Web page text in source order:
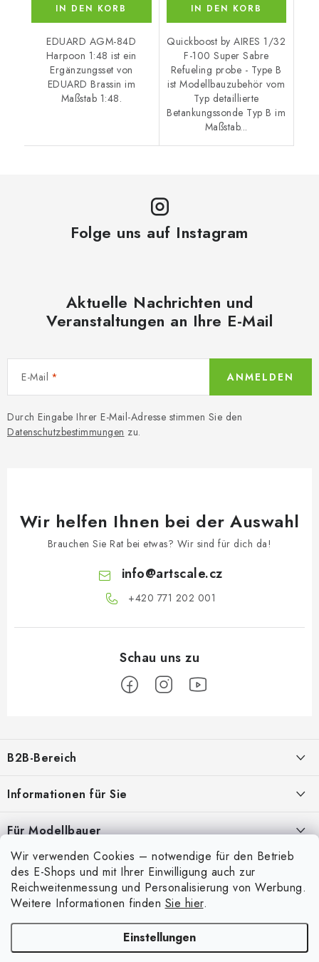
Wir verwenden Cookies – notwendige für den Betrieb
des E-Shops und mit Ihrer Einwilligung auch zur
Reichweitenmessung und Personalisierung von Werbung.
Weitere Informationen finden Sie hier.
Einstellungen
IN DEN KORB
EDUARD AGM-84D
Harpoon 1:48 ist ein
Ergänzungsset von
EDUARD Brassin im
Maßstab 1:48.
IN DEN KORB
Quickboost by AIRES 1/32
F-100 Super Sabre
Refueling probe - Type B
ist Modellbauzubehör vom
Typ detaillierte
Betankungssonde Typ B im
Maßstab...
Folge uns auf Instagram
Aktuelle Nachrichten und
Veranstaltungen an Ihre E-Mail
E-Mail
Durch Eingabe Ihrer E-Mail-Adresse stimmen Sie den
Datenschutzbestimmungen zu.
ANMELDEN
Wir helfen Ihnen bei der Auswahl
Brauchen Sie Rat bei etwas? Wir sind für dich da!
info@artscale.cz
+420 771 202 001​
ß
z
e
i
l
B2B-Bereich
Geschäftspartner, die Bereitstellung geeigneter Dienstleistungen und
ANMELDUNG
Informationen für Sie
Über uns
Meine Bestellung
Kontakte
Versand und Bezahlung
Bedingungen und Konditionen
Datenschutzbestimmungen
Für Modellbauer
Modellfarben-Umrechner
Art Scale Modellbau-Glossar
Mein Konto
Anmelden
Registrierung
Bestellhistorie
. Alle Rechte vorbehalten.